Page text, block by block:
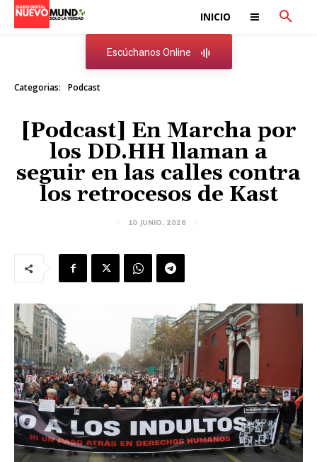
INICIO
Escúchanos Online
Categorias: Podcast
[Podcast] En Marcha por
los DD.HH llaman a
seguir en las calles contra
los retrocesos de Kast
10 JUNIO, 2026